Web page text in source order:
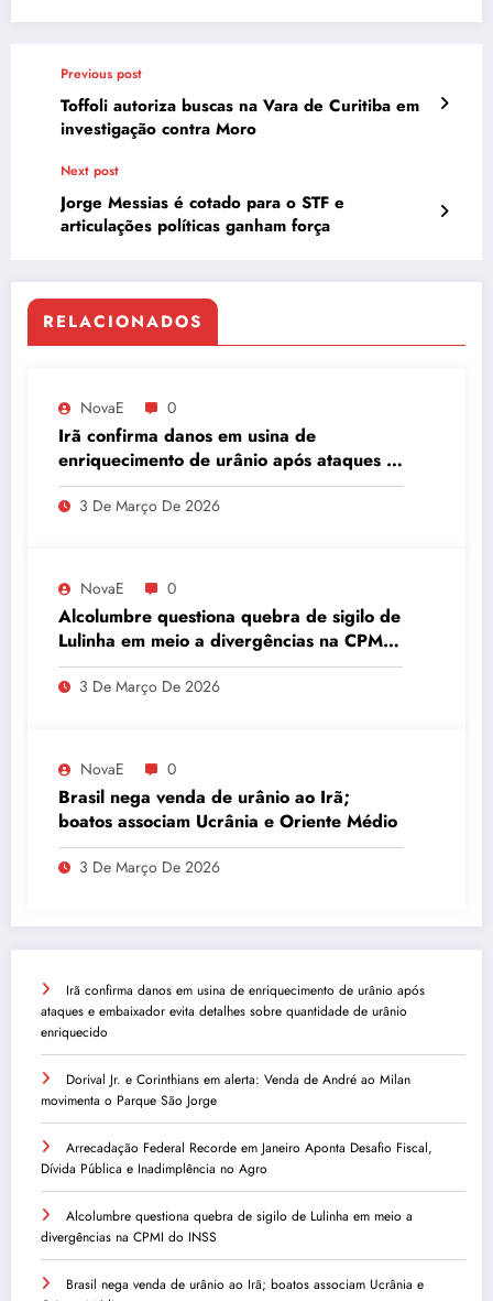
Previous post
Toffoli autoriza buscas na Vara de Curitiba em
investigação contra Moro
Next post
Jorge Messias é cotado para o STF e
articulações políticas ganham força
RELACIONADOS
NovaE 0
Irã confirma danos em usina de
enriquecimento de urânio após ataques e
embaixador evita detalhes sobre
quantidade de urânio enriquecido
3 De Março De 2026
NovaE 0
Alcolumbre questiona quebra de sigilo de
Lulinha em meio a divergências na CPMI
do INSS
3 De Março De 2026
NovaE 0
Brasil nega venda de urânio ao Irã;
boatos associam Ucrânia e Oriente Médio
3 De Março De 2026
Irã confirma danos em usina de enriquecimento de urânio após
ataques e embaixador evita detalhes sobre quantidade de urânio
enriquecido
Dorival Jr. e Corinthians em alerta: Venda de André ao Milan
movimenta o Parque São Jorge
Arrecadação Federal Recorde em Janeiro Aponta Desafio Fiscal,
Dívida Pública e Inadimplência no Agro
Alcolumbre questiona quebra de sigilo de Lulinha em meio a
divergências na CPMI do INSS
Brasil nega venda de urânio ao Irã; boatos associam Ucrânia e